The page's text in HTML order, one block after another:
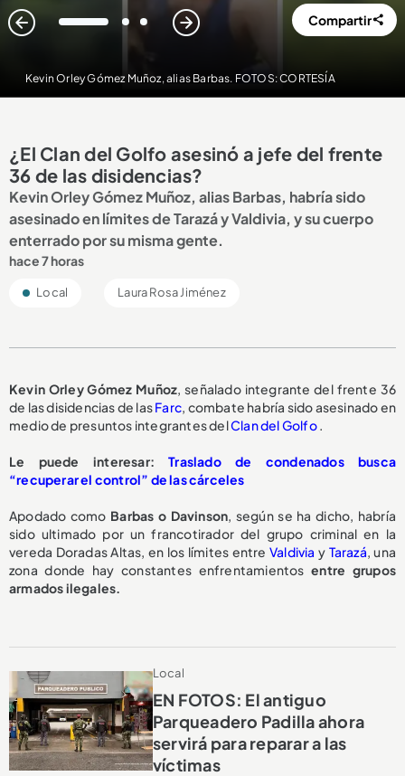
Kevin Orley Gómez Muñoz, alias Barbas. FOTOS: CORTESÍA
1 2 3 Compartir
¿El Clan del Golfo asesinó a jefe del frente
36 de las disidencias?
Kevin Orley Gómez Muñoz, alias Barbas, habría sido
asesinado en límites de Tarazá y Valdivia, y su cuerpo
enterrado por su misma gente.
hace 7 horas
Local Laura Rosa Jiménez
Kevin Orley Gómez Muñoz, señalado integrante del frente 36
de las disidencias de lasFarc, combate habría sido asesinado en
medio de presuntos integrantes delClan del Golfo.
Le puede interesar:Traslado de condenados busca
“recuperar el control” de las cárceles
Apodado como Barbas o Davinson, según se ha dicho, habría
sido ultimado por un francotirador del grupo criminal en la
vereda Doradas Altas, en los límites entre Valdivia y Tarazá, una
zona donde hay constantes enfrentamientosentre grupos
armados ilegales.
Local
EN FOTOS: El antiguo
Parqueadero Padilla ahora
servirá para reparar a las
víctimas